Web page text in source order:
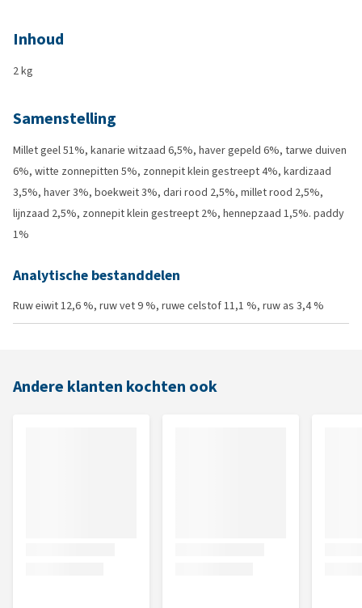
Inhoud
2 kg
Samenstelling
Millet geel 51%, kanarie witzaad 6,5%, haver gepeld 6%, tarwe duiven
6%, witte zonnepitten 5%, zonnepit klein gestreept 4%, kardizaad
3,5%, haver 3%, boekweit 3%, dari rood 2,5%, millet rood 2,5%,
lijnzaad 2,5%, zonnepit klein gestreept 2%, hennepzaad 1,5%. paddy
1%
Analytische bestanddelen
Ruw eiwit 12,6 %, ruw vet 9 %, ruwe celstof 11,1 %, ruw as 3,4 %
Andere klanten kochten ook